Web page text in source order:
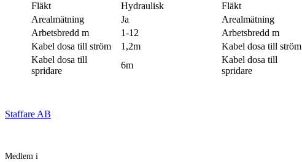
Fläkt
Hydraulisk
Arealmätning
Ja
Arbetsbredd m
1-12
Kabel dosa till ström
1,2m
Kabel dosa till
spridare
6m
Fläkt
Arealmätning
Arbetsbredd m
Kabel dosa till ström
Kabel dosa till
spridare
Staffare AB
Medlem i